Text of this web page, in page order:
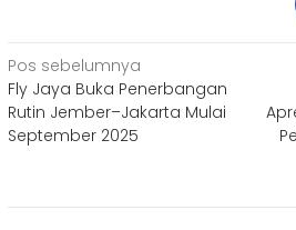
Navigasi
pos
Pos sebelumnya
Fly Jaya Buka Penerbangan
Rutin Jember–Jakarta Mulai
September 2025